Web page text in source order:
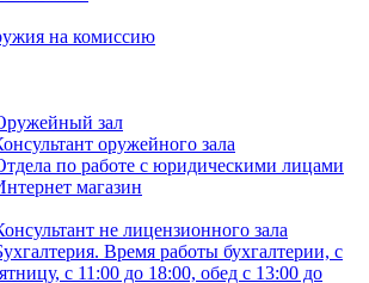
на комиссию
зал
оружейного зала
по работе с юридическими лицами
магазин
не лицензионного зала
Время работы бухгалтерии, с
с 11:00 до 18:00, обед с 13:00 до